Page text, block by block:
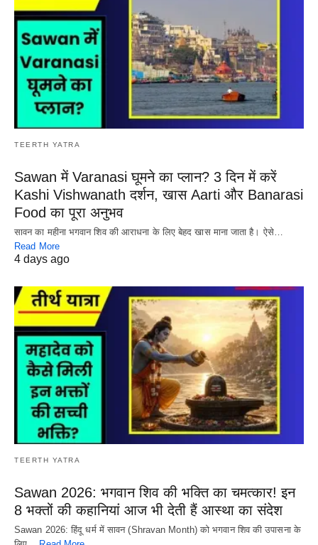
TEERTH YATRA
Sawan में Varanasi घूमने का प्लान? 3 दिन में करें
Kashi Vishwanath दर्शन, खास Aarti और Banarasi
Food का पूरा अनुभव
सावन का महीना भगवान शिव की आराधना के लिए बेहद खास माना जाता है। ऐसे…
Read More
4 days ago
TEERTH YATRA
Sawan 2026: भगवान शिव की भक्ति का चमत्कार! इन
8 भक्तों की कहानियां आज भी देती हैं आस्था का संदेश
Sawan 2026: हिंदू धर्म में सावन (Shravan Month) को भगवान शिव की उपासना के